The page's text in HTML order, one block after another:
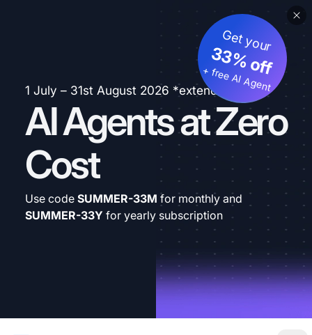
1 July – 31st August 2026 *extended
AI Agents at Zero
Cost
Get your
33% off
+ free AI Agent
Use code SUMMER-33M for monthly and
SUMMER-33Y for yearly subscription